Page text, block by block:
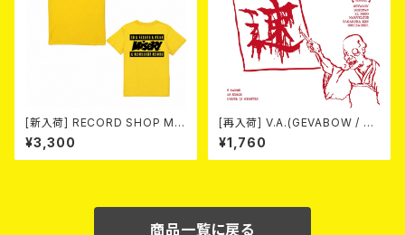
[新入荷] RECORD SHOP MIS
ERY / 33th anniversary T-s
hirts (yellow ①)
¥3,300
[再入荷] V.A.(GEVABOW / D
USTPAN / EL NUDO / MARV
ELOUS / 高倉健 / Horse & D
eer) / NEW FAST SPEED PU
¥1,760
商品一覧に戻る